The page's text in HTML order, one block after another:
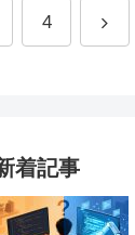
4
着記事